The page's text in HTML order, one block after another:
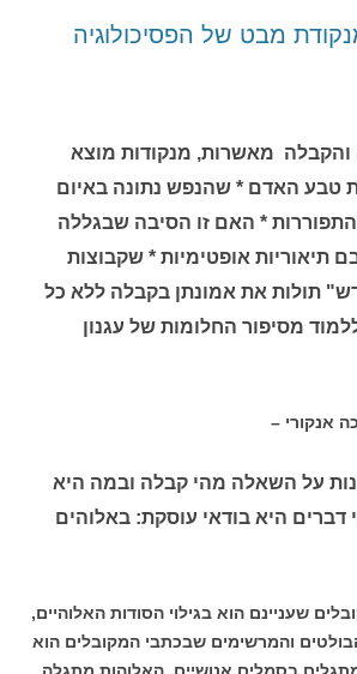
מבט של הפסיכולוגיה
והקבלה מאשרות, מנקודות מוצא
טבע האדם * שהנפש נתונה באיום
* האם זו הסיבה שבגללה
תיאוריות אופטימיות * שקבוצות
תולות את אמונתן בקבלה ללא כל
מסיפור החלומות של עגנון
–
על השאלה מהי קבלה ובמה היא
דברים היא בודאי עוסקת: באלוהים
שעניינם הוא בגילוי הסודות האלוהיים,
והמרשימים שבכתבי המקובלים הוא